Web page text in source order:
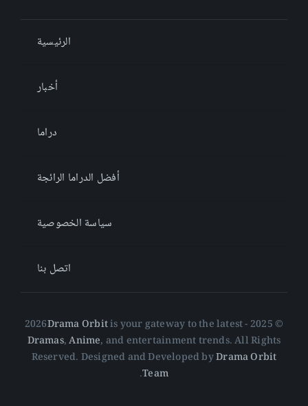
الرئيسية
أخبار
دراما
أفضل الدراما الرائجة
سياسة الخصوصية
اتصل بنا
© 2025 - 2026
Drama Orbitis your gateway to the latest
Dramas,Anime, and entertainment trends. All Rights
Reserved. Designed and Developed byDrama Orbit
Team
.